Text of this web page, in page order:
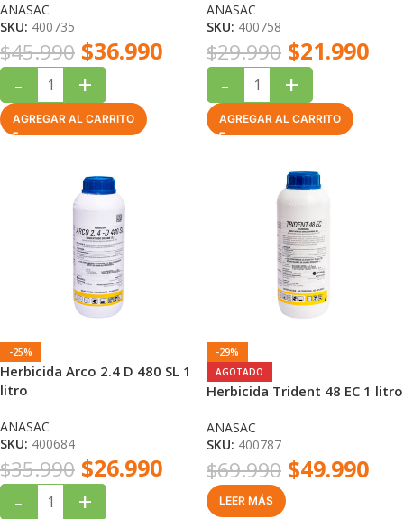
ANASAC
SKU: 400735
$45.990 $36.990
- +
AGREGAR AL CARRITO
ANASAC
SKU: 400758
$29.990 $21.990
- +
AGREGAR AL CARRITO
-25%
Herbicida Arco 2.4 D 480 SL 1
litro
ANASAC
SKU: 400684
$35.990 $26.990
- +
-29%
AGOTADO
Herbicida Trident 48 EC 1 litro
ANASAC
SKU: 400787
$69.990 $49.990
LEER MÁS